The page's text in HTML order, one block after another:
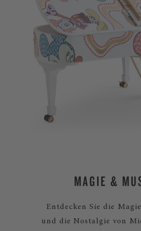
MAGIE &
Entdecken Sie die
und die Nostalgie von